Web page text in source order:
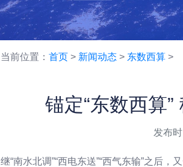
当前位置： 首页 > 新闻动态 > 东数西算 >
锚定“东数西算
发布
继“南水北调”“西电东送”“西气东输”之后